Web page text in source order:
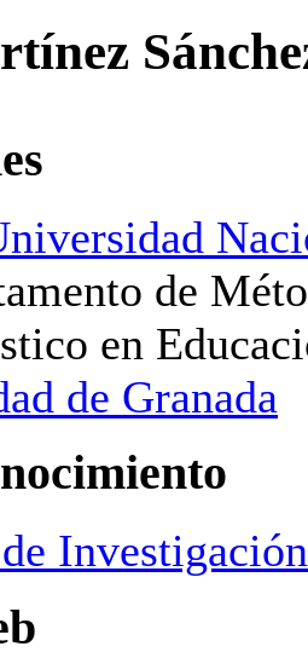
de
en
de Granada